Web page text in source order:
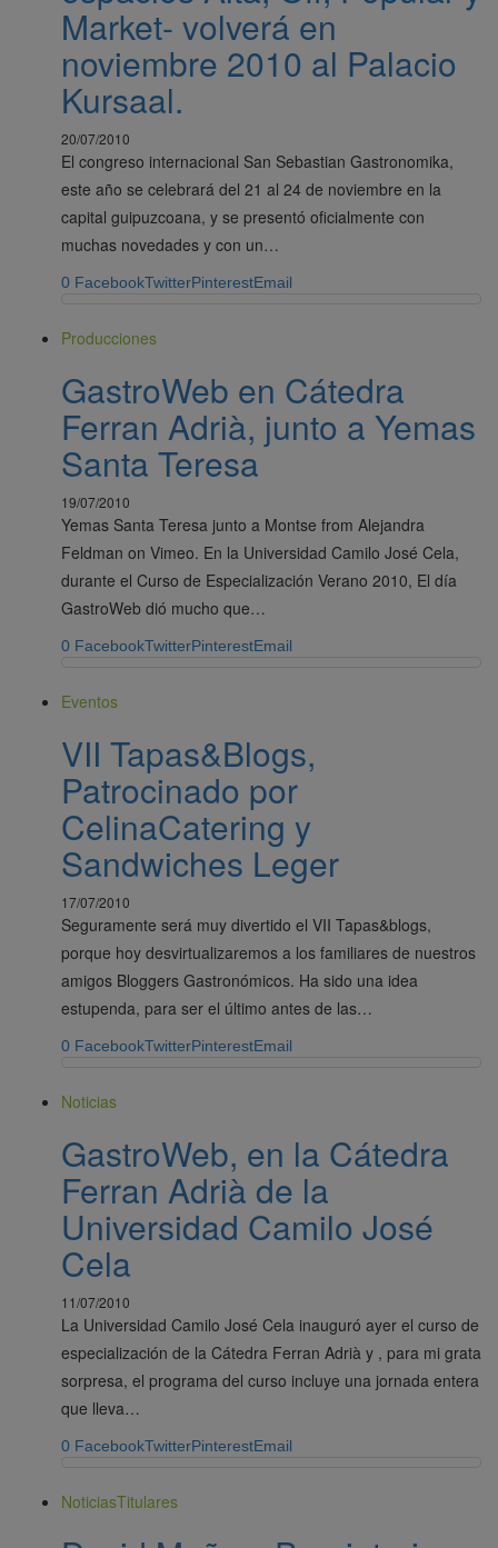
Market- volverá en
noviembre 2010 al Palacio
Kursaal.
20/07/2010
El congreso internacional San Sebastian Gastronomika,
este año se celebrará del 21 al 24 de noviembre en la
capital guipuzcoana, y se presentó oficialmente con
muchas novedades y con un…
0 FacebookTwitterPinterestEmail
Producciones
GastroWeb en Cátedra
Ferran Adrià, junto a Yemas
Santa Teresa
19/07/2010
Yemas Santa Teresa junto a Montse from Alejandra
Feldman on Vimeo. En la Universidad Camilo José Cela,
durante el Curso de Especialización Verano 2010, El día
GastroWeb dió mucho que…
0 FacebookTwitterPinterestEmail
Eventos
VII Tapas&Blogs,
Patrocinado por
CelinaCatering y
Sandwiches Leger
17/07/2010
Seguramente será muy divertido el VII Tapas&blogs,
porque hoy desvirtualizaremos a los familiares de nuestros
amigos Bloggers Gastronómicos. Ha sido una idea
estupenda, para ser el último antes de las…
0 FacebookTwitterPinterestEmail
Noticias
GastroWeb, en la Cátedra
Ferran Adrià de la
Universidad Camilo José
Cela
11/07/2010
La Universidad Camilo José Cela inauguró ayer el curso de
especialización de la Cátedra Ferran Adrià y , para mi grata
sorpresa, el programa del curso incluye una jornada entera
que lleva…
0 FacebookTwitterPinterestEmail
NoticiasTitulares